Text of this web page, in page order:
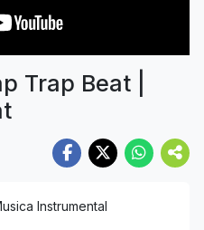
Trap Beat |
Instrumental